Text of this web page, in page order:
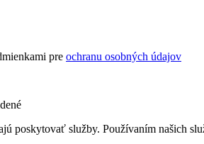
pre ochranu osobných údajov
poskytovať služby. Používaním našich